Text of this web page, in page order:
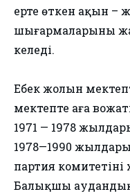
ерте өткен ақын –
шығармаларының
келеді.
Еңбек жолын
мектепте аға
1971 — 1978
1978—1990
партия
Балықшы аудандық